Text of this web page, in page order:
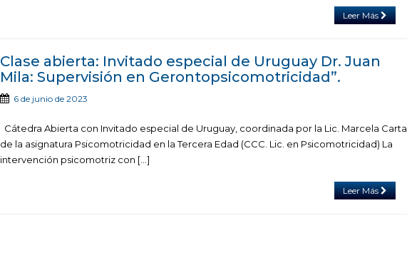
Leer Más
Clase abierta: Invitado especial de Uruguay Dr. Juan
Mila: Supervisión en Gerontopsicomotricidad”.
6 de junio de 2023
Cátedra Abierta con Invitado especial de Uruguay, coordinada por la Lic. Marcela Carta
de la asignatura Psicomotricidad en la Tercera Edad (CCC. Lic. en Psicomotricidad) La
intervención psicomotriz con […]
Leer Más